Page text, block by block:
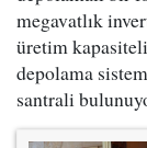
megavatlık
üretim
depolama
santrali